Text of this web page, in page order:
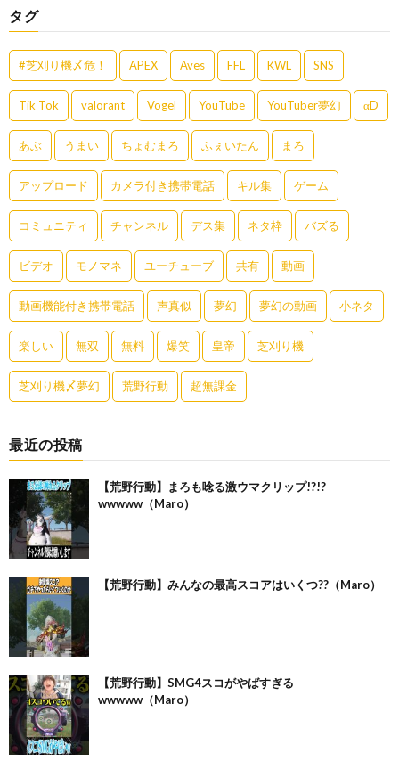
タグ
#芝刈り機〆危！ APEX Aves FFL KWL SNS
Tik Tok valorant Vogel YouTube YouTuber夢幻 αD
あぶ うまい ちょむまろ ふぇいたん まろ
アップロード カメラ付き携帯電話 キル集 ゲーム
コミュニティ チャンネル デス集 ネタ枠 バズる
ビデオ モノマネ ユーチューブ 共有 動画
動画機能付き携帯電話 声真似 夢幻 夢幻の動画 小ネタ
楽しい 無双 無料 爆笑 皇帝 芝刈り機
芝刈り機〆夢幻 荒野行動 超無課金
最近の投稿
【荒野行動】まろも唸る激ウマクリップ!?!?
wwwww（Maro）
【荒野行動】みんなの最高スコアはいくつ??（Maro）
【荒野行動】SMG4スコがやばすぎる
wwwww（Maro）